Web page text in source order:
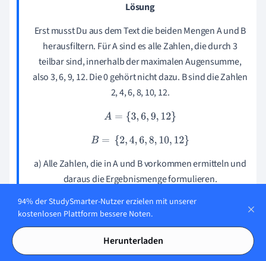
Lösung
Erst musst Du aus dem Text die beiden Mengen A und B
herausfiltern. Für A sind es alle Zahlen, die durch 3
teilbar sind, innerhalb der maximalen Augensumme,
also 3, 6, 9, 12. Die 0 gehört nicht dazu. B sind die Zahlen
2, 4, 6, 8, 10, 12.
A= {3, 6,9,12}
B= {2, 4,6,8,10,12}
a) Alle Zahlen, die in A und B vorkommen ermitteln und
daraus die Ergebnismenge formulieren.
A∩B={6,12}
b) Alle Zahlen verwenden, doppeltes am besten nur
einmal nennen.
94% der StudySmarter-Nutzer erzielen mit unserer
kostenlosen Plattform bessere Noten.
Herunterladen